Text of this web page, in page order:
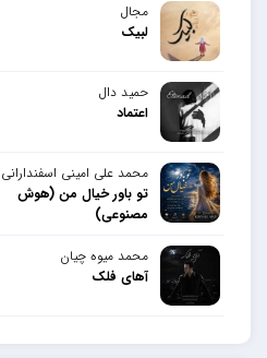
مجال
لبیک
حمید دال
اعتماد
محمد علی امینی اسفندارانی
تو باور خیال من (هوش
مصنوعی)
محمد میوه چیان
آهای فلک